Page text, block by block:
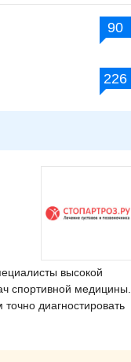
90
226
высокой
спортивной медицины.
диагностировать